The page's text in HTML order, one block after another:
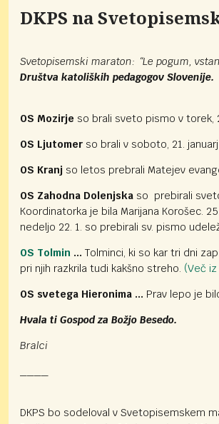
DKPS na
Svetopisemski maraton: “Le pogum,
Društva katoliških pedagogov Slovenije.
OS Mozirje so brali sveto pismo v torek,
OS Ljutomerso brali v soboto, 21.
OS Kranj so letos prebrali Matejev
OS Zahodna Dolenjskaso prebirali sveto
Koordinatorka je bila Marijana Korošec.
nedeljo 22. 1. so prebirali sv. pismo
OS Tolmin... Tolminci, ki so kar tri dni
pri njih razkrila tudi kakšno streho. (Več iz
OS svetega Hieronima ... Prav lepo je
Hvala ti Gospod za Božjo Besedo.
Bralci
DKPS bo sodeloval v Svetopisemskem